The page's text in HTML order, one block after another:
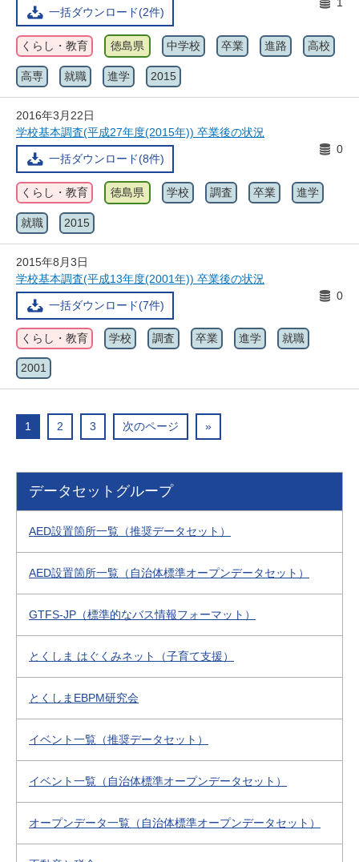
一括ダウンロード(2件)
くらし・教育 徳島県 中学校 卒業 進路 高校
高専 就職 進学 2015
2016年3月22日
学校基本調査(平成27年度(2015年)) 卒業後の状況
一括ダウンロード(8件)
0
くらし・教育 徳島県 学校 調査 卒業 進学
就職 2015
2015年8月3日
学校基本調査(平成13年度(2001年)) 卒業後の状況
一括ダウンロード(7件)
0
くらし・教育 学校 調査 卒業 進学 就職
2001
1 2 3 次のページ »
データセットグループ
AED設置箇所一覧（推奨データセット）
AED設置箇所一覧（自治体標準オープンデータセット）
GTFS-JP（標準的なバス情報フォーマット）
とくしま はぐくみネット（子育て支援）
とくしまEBPM研究会
イベント一覧（推奨データセット）
イベント一覧（自治体標準オープンデータセット）
オープンデータ一覧（自治体標準オープンデータセット）